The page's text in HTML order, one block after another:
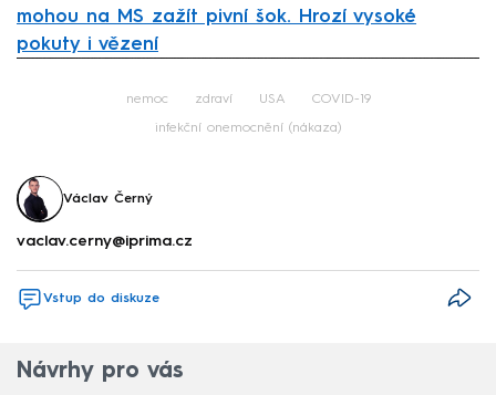
mohou na MS zažít pivní šok. Hrozí vysoké
pokuty i vězení
nemoc zdraví USA COVID-19
infekční onemocnění (nákaza)
Václav Černý
vaclav.cerny@iprima.cz
Vstup do diskuze
Návrhy pro vás